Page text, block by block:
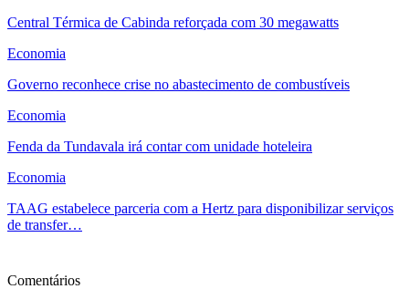
Central Térmica de Cabinda reforçada com 30 megawatts
Economia
Governo reconhece crise no abastecimento de combustíveis
Economia
Fenda da Tundavala irá contar com unidade hoteleira
Economia
TAAG estabelece parceria com a Hertz para disponibilizar serviços
de transfer…
Comentários